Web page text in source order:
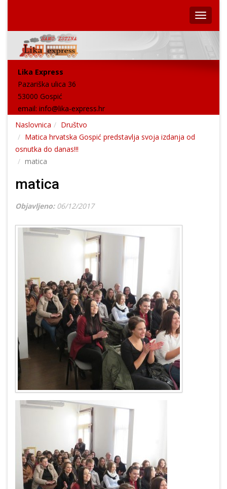
Lika Express
Pazariška ulica 36
53000 Gospić
email: info@lika-express.hr
Naslovnica
Društvo
Matica hrvatska Gospić predstavlja svoja izdanja od
osnutka do danas!!!
matica
matica
Objavljeno: 06/12/2017